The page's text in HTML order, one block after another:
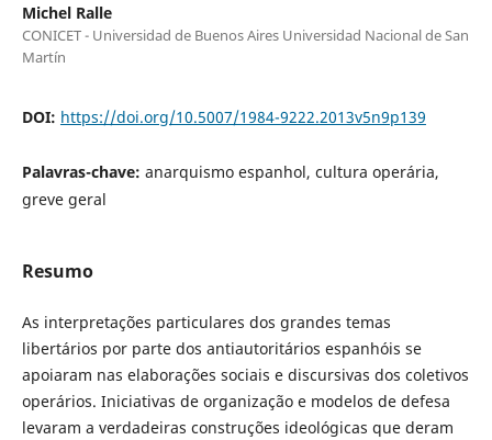
Michel Ralle
CONICET - Universidad de Buenos Aires Universidad Nacional de San
Martín
DOI: https://doi.org/10.5007/1984-9222.2013v5n9p139
Palavras-chave: anarquismo espanhol, cultura operária,
greve geral
Resumo
As interpretações particulares dos grandes temas
libertários por parte dos antiautoritários espanhóis se
apoiaram nas elaborações sociais e discursivas dos coletivos
operários. Iniciativas de organização e modelos de defesa
levaram a verdadeiras construções ideológicas que deram